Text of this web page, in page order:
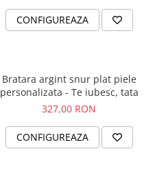
CONFIGUREAZA
Bratara argint snur plat piele
personalizata - Te iubesc, tata
327,00 RON
CONFIGUREAZA